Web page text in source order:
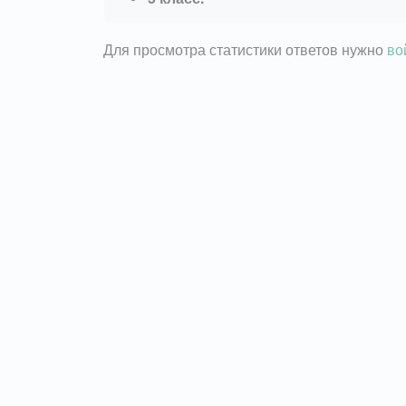
Для просмотра статистики ответов нужно